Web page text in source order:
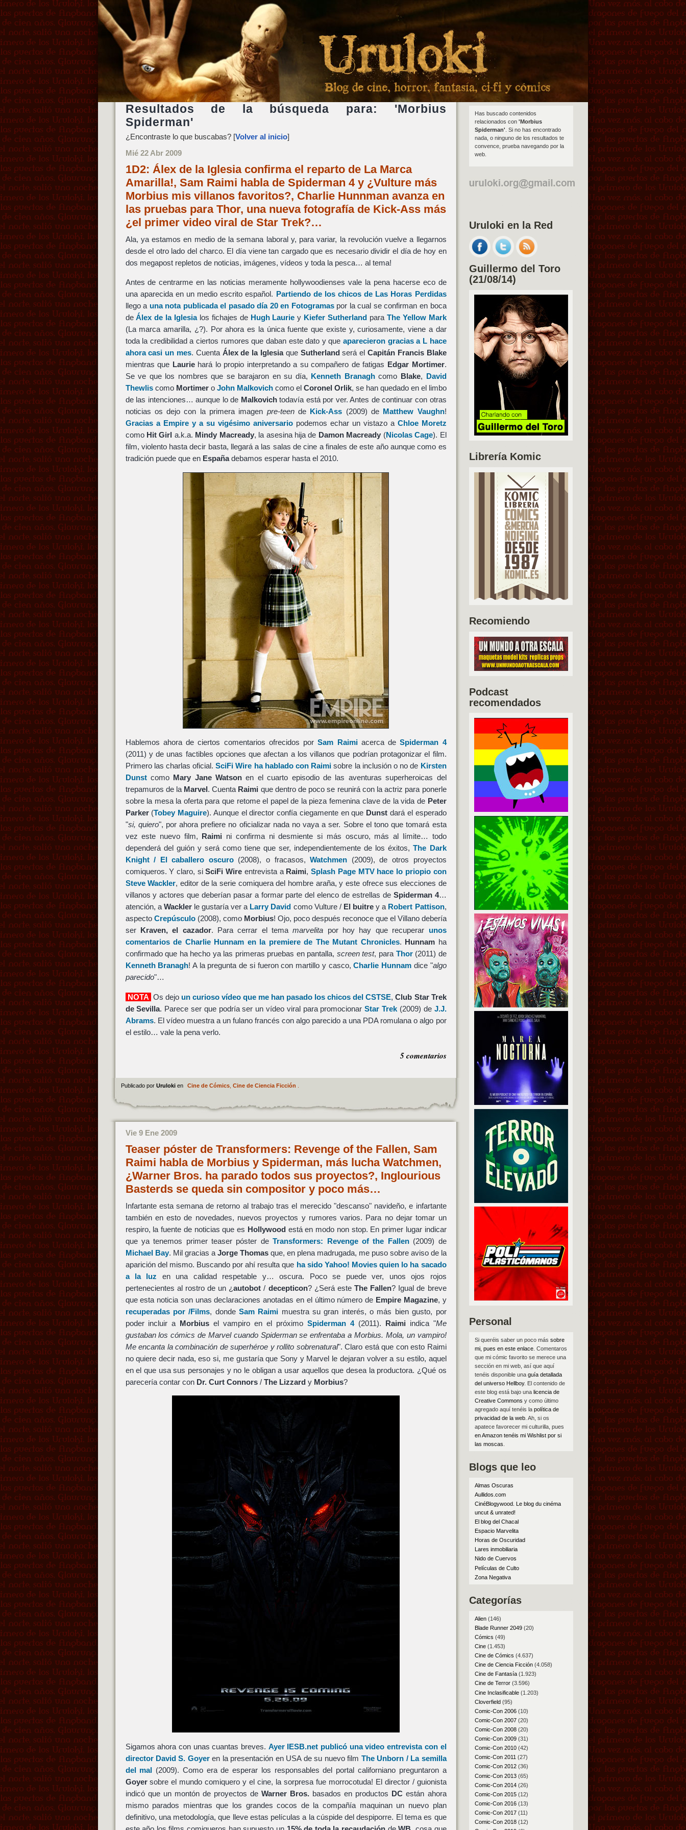
Resultados de la búsqueda para: 'Morbius
Spiderman'
¿Encontraste lo que buscabas? [Volver al inicio]
Mié 22 Abr 2009
1D2: Álex de la Iglesia confirma el reparto de La Marca
Amarilla!, Sam Raimi habla de Spiderman 4 y ¿Vulture más
Morbius mis villanos favoritos?, Charlie Hunnman avanza en
las pruebas para Thor, una nueva fotografía de Kick-Ass más
¿el primer video viral de Star Trek?…
Ala, ya estamos en medio de la semana laboral y, para variar, la revolución vuelve a llegarnos
desde el otro lado del charco. El día viene tan cargado que es necesario dividir el día de hoy en
dos megapost repletos de noticias, imágenes, vídeos y toda la pesca… al tema!
Antes de centrarme en las noticias meramente hollywoodienses vale la pena hacerse eco de
una aparecida en un medio escrito español. Partiendo de los chicos de Las Horas Perdidas
llego a una nota publicada el pasado día 20 en Fotogramaspor la cual se confirman en boca
deÁlex de la Iglesialos fichajes de Hugh Laurie y Kiefer Sutherland para The Yellow Mark
(La marca amarilla, ¿?). Por ahora es la única fuente que existe y, curiosamente, viene a dar
toda la credibilidad a ciertos rumores que daban este dato y queaparecieron gracias a L hace
ahora casi un mes. Cuenta Álex de la Iglesiaque Sutherlandserá el Capitán Francis Blake
mientras que Lauriehará lo propio interpretando a su compañero de fatigas Edgar Mortimer.
Se ve que los nombres que se barajaron en su día, Kenneth Branaghcomo Blake, David
Thewliscomo Mortimer o John Malkovichcomo el Coronel Orlik, se han quedado en el limbo
de las intenciones… aunque lo de Malkovichtodavía está por ver. Antes de continuar con otras
noticias os dejo con la primera imagen pre-teende Kick-Ass (2009) de Matthew Vaughn!
Gracias a Empire y a su vigésimo aniversariopodemos echar un vistazo a Chloe Moretz
como Hit Girl a.k.a. Mindy Macready, la asesina hija de Damon Macready (Nicolas Cage). El
film, violento hasta decir basta, llegará a las salas de cine a finales de este año aunque como es
tradición puede que en Españadebamos esperar hasta el 2010.
Hablemos ahora de ciertos comentarios ofrecidos porSam Raimiacerca deSpiderman 4
(2011) y de unas factibles opciones que afectan a los villanos que podrían protagonizar el film.
Primero las charlas oficial.SciFi Wire ha hablado con Raimi sobre la inclusión o no de Kirsten
Dunstcomo Mary Jane Watson en el cuarto episodio de las aventuras superheroicas del
trepamuros de la Marvel. Cuenta Raimi que dentro de poco se reunirá con la actriz para ponerle
sobre la mesa la oferta para que retome el papel de la pieza femenina clave de la vida de Peter
Parker(Tobey Maguire). Aunque el director confía ciegamente en que Dunst dará el esperado
"si, quiero", por ahora prefiere no oficializar nada no vaya a ser. Sobre el tono que tomará esta
vez este nuevo film, Raimi ni confirma ni desmiente si más oscuro, más al límite… todo
dependerá del guión y será como tiene que ser, independientemente de los éxitos,The Dark
Knight / El caballero oscuro(2008), o fracasos,Watchmen (2009), de otros proyectos
comiqueros. Y claro, siSciFi Wire entrevista a Raimi,Splash Page MTV hace lo priopio con
Steve Wackler, editor de la serie comiquera del hombre araña, y este ofrece sus elecciones de
villanos y actores que deberían pasar a formar parte del elenco de estrellas de Spiderman 4…
atención, a Wacklerle gustaría ver a Larry David como Vulture / El buitre y a Robert Pattison,
aspecto Crepúsculo(2008), como Morbius! Ojo, poco después reconoce que el Villano debería
ser Kraven, el cazador. Para cerrar el temamarvelita por hoy hay que recuperar unos
comentarios de Charlie Hunnam en la premiere de The Mutant Chronicles. Hunnam ha
confirmado que ha hecho ya las primeras pruebas en pantalla, screen test, para Thor(2011) de
Kenneth Branagh! A la pregunta de si fueron con martillo y casco,Charlie Hunnam dice "algo
parecido"…
NOTA Os dejo un curioso vídeo que me han pasado los chicos del CSTSE,Club Star Trek
de Sevilla. Parece ser que podría ser un vídeo viral para promocionarStar Trek (2009) de J.J.
Abrams. El vídeo muestra a un fulano francés con algo parecido a una PDA romulana o algo por
el estilo… vale la pena verlo.
5 comentarios
Publicado por Uruloki en Cine de Cómics, Cine de Ciencia Ficción
Vie 9 Ene 2009
Teaser póster de Transformers: Revenge of the Fallen, Sam
Raimi habla de Morbius y Spiderman, más lucha Watchmen,
¿Warner Bros. ha parado todos sus proyectos?, Inglourious
Basterds se queda sin compositor y poco más…
Infartante esta semana de retorno al trabajo tras el merecido "descanso" navideño, e infartante
también en esto de novedades, nuevos proyectos y rumores varios. Para no dejar tomar un
respiro, la fuente de noticias que es Hollywoodestá en modo non stop. En primer lugar indicar
que ya tenemos primer teaser póster deTransformers: Revenge of the Fallen(2009) de
Michael Bay. Mil gracias a Jorge Thomasque, en plena madrugada, me puso sobre aviso de la
aparición del mismo. Buscando por ahí resulta que ha sido Yahoo! Movies quien lo ha sacado
a la luz en una calidad respetable y… oscura. Poco se puede ver, unos ojos rojos
pertenecientes al rostro de un ¿autobot / decepticon? ¿Será este The Fallen? Igual de breve
que esta noticia son unas declaraciones anotadas en el último número de Empire Magazine, y
recuperadas por /Films, donde Sam Raimi muestra su gran interés, o más bien gusto, por
poder incluir a Morbius el vampiro en el próximo Spiderman 4(2011). Raimi indica "Me
gustaban los cómics de Marvel cuando Spiderman se enfrentaba a Morbius. Mola, un vampiro!
Me encanta la combinación de superhéroe y rollito sobrenatural". Claro está que con esto Raimi
no quiere decir nada, eso si, me gustaría que Sony y Marvel le dejaran volver a su estilo, aquel
en el que usa sus personajes y no le obligan a usar aquellos que desea la productora. ¿Qué os
parecería contar con Dr. Curt Connors/ The Lizzardy Morbius?
Sigamos ahora con unas cuantas breves. Ayer IESB.net publicó una video entrevista con el
director David S. Goyeren la presentación en USA de su nuevo film The Unborn / La semilla
del mal (2009). Como era de esperar los responsables del portal californiano preguntaron a
Goyersobre el mundo comiquero y el cine, la sorpresa fue morrocotuda! El director / guionista
indicó que un montón de proyectos deWarner Bros. basados en productos DC están ahora
mismo parados mientras que los grandes cocos de la compañía maquinan un nuevo plan
definitivo, una metodología, que lleve estas películas a la cúspide del despiporre. El tema es que
Has buscado contenidos
relacionados con 'Morbius
Spiderman' . Si no has encontrado
nada, o ninguno de los resultados te
convence, prueba navegando por la
web.
Uruloki en la Red
Guillermo del Toro
(21/08/14)
Librería Komic
Recomiendo
Podcast
recomendados
Personal
Si queréis saber un poco más sobre
mi, pues en este enlace. Comentaros
que mi cómic favorito se merece una
sección en mi web, así que aquí
tenéis disponible una guía detallada
del universo Hellboy. El contenido de
este blog está bajo una licencia de
Creative Commons y como último
agregado aquí tenéis la política de
privacidad de la web. Ah, si os
apatece favorecer mi culturilla, pues
en Amazon tenéis mi Wishlist por si
las moscas
Blogs que leo
Almas Oscuras
Aullidos.com
CinéBlogywood. Le blog du cinéma
uncut & unrated!
El blog del Chacal
Espacio Marvelita
Horas de Oscuridad
Lares inmobiliaria
Nido de Cuervos
Películas de Culto
Zona Negativa
Categorías
Alien(146)
Blade Runner 2049(20)
Cómics (49)
Cine(1.453)
Cine de Cómics (4.637)
Cine de Ciencia Ficción(4.058)
Cine de Fantasía(1.923)
Cine de Terror(3.596)
Cine Inclasificable(1.203)
Cloverfield(95)
Comic-Con 2006(10)
Comic-Con 2007(20)
Comic-Con 2008(20)
Comic-Con 2009(31)
Comic-Con 2010(42)
Comic-Con 2011 (27)
Comic-Con 2012(36)
Comic-Con 2013(65)
Comic-Con 2014(26)
Comic-Con 2015(12)
Comic-Con 2016(13)
Comic-Con 2017(11)
Comic-Con 2018(12)